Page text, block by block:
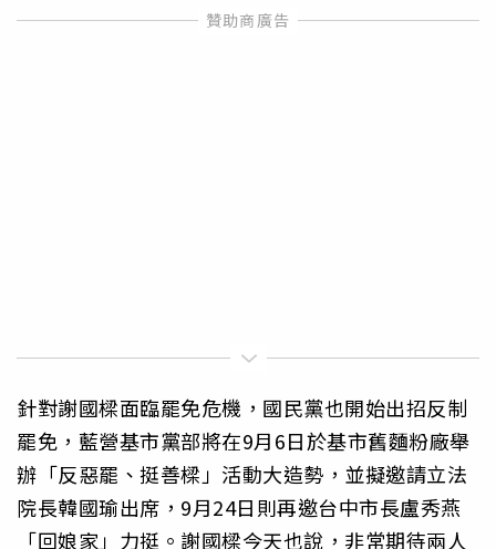
針對謝國樑面臨罷免危機，國民黨也開始出招反制
罷免，藍營基市黨部將在9月6日於基市舊麵粉廠舉
辦「反惡罷、挺善樑」活動大造勢，並擬邀請立法
院長韓國瑜出席，9月24日則再邀台中市長盧秀燕
「回娘家」力挺。謝國樑今天也說，非常期待兩人